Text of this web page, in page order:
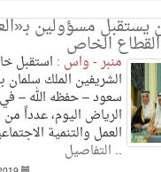
يستقبل مسؤولين
الخاص
منبر - واس : استقبل
الشريفين الملك سلمان
سعود – حفظه الله –
الرياض اليوم، عدداً
العمل والتنمية
.. التفاصيل